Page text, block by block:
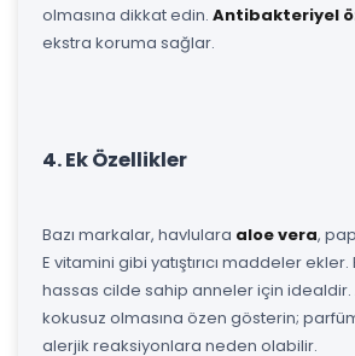
olmasına dikkat edin. Antibakteriyel
ekstra koruma sağlar.
4. Ek Özellikler
Bazı markalar, havlulara aloe vera,
E vitamini gibi yatıştırıcı maddeler
hassas cilde sahip anneler için idealdir.
kokusuz olmasına özen gösterin;
alerjik reaksiyonlara neden olabilir.